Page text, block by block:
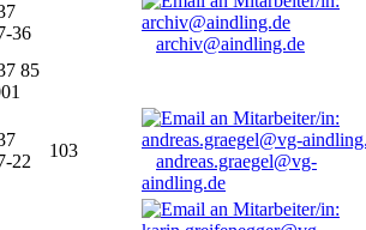
36
archiv@aindling.de
85
22
103
andreas.graegel@vg-
aindling.de